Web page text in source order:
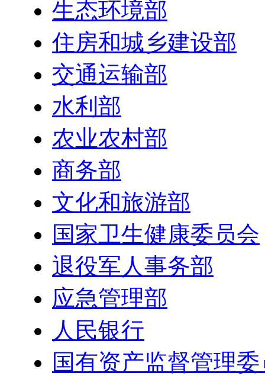
生态环境部
住房和城乡建设部
交通运输部
水利部
农业农村部
商务部
文化和旅游部
国家卫生健康委员会
退役军人事务部
应急管理部
人民银行
国有资产监督管理